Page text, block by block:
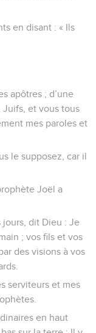
en disant : « Ils
apôtres ; d’une
Juifs, et vous tous
mes paroles et
le supposez, car il
Joël a
jours, dit Dieu : Je
; vos fils et vos
des visions à vos
serviteurs et mes
en haut